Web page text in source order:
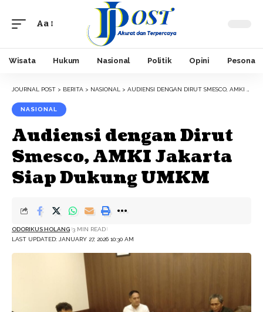
Font
Aa
Wisata Hukum Nasional Politik Opini Pesona
JOURNAL POST > BERITA > NASIONAL > AUDIENSI DENGAN DIRUT SMESCO, AMKI JAKARTA SIAP DUKUNG UMKM
NASIONAL
Audiensi dengan Dirut
Smesco, AMKI Jakarta
Siap Dukung UMKM
LAST UPDATED: JANUARY 27, 2026 10:30 AM
ODORIKUS HOLANG 3 MIN READ